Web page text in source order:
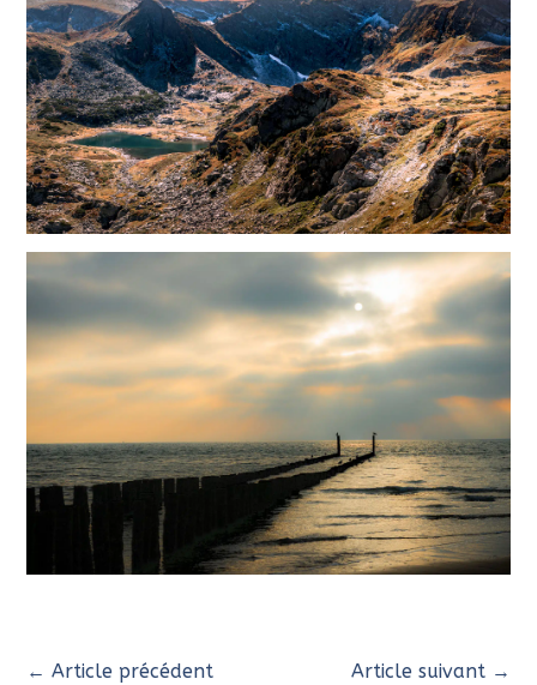
←Article précédent Article suivant→